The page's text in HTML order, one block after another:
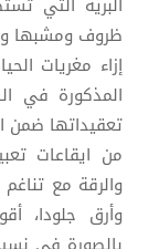
ظروف ومشبها
إزاء مغريات
المذكورة في
تعقيداتها ضمن
من ايقاعات
والرقة مع
وأرق جلودا،